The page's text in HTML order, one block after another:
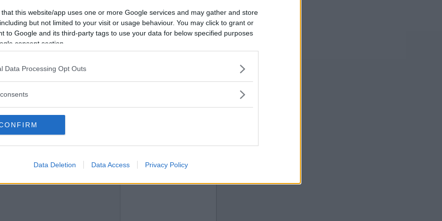
that this website/app uses one or more Google services and may gather and store
but not limited to your visit or usage behaviour. You may click to grant or
to Google and its third-party tags to use your data for below specified purposes
consent section.
Data Processing Opt Outs
Data Deletion Data Access Privacy Policy
2020-01-28 16:43
Vill du bli
medlem?